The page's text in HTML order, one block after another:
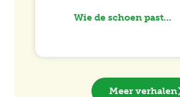
Wie de schoen past…
Meer verhalen